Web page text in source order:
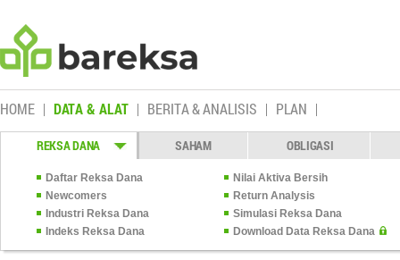
HOME DATA & ALAT BERITA & ANALISIS PLAN
REKSA DANA SAHAM OBLIGASI
Daftar Reksa Dana
Nilai Aktiva Bersih
Newcomers
Return Analysis
Industri Reksa Dana
Simulasi Reksa Dana
Indeks Reksa Dana
Download Data Reksa Dana